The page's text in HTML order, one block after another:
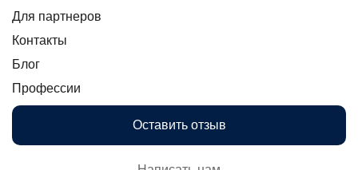
Для партнеров
Контакты
Блог
Профессии
Оставить отзыв